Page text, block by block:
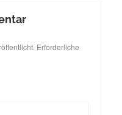
Erforderliche